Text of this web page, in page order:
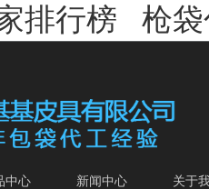
排行榜 枪
中心 新闻中心
关于